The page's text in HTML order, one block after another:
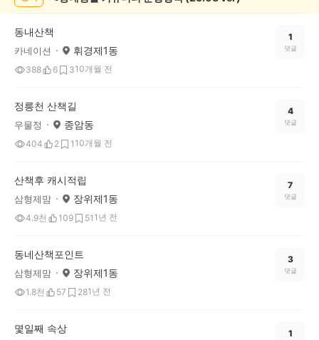
게
동내산책
카네이션 휘경제1동
388 6 310개월 전
1
댓글
정릉천 산책길
우물정 종암동
404 2 1 10개월 전
4
댓글
산책후 캐시적립
삼형제맘 장위제1동
4.9천 109 51 1년 전
7
댓글
동네산책포인트
삼형제맘 장위제1동
1.8천 57 281년 전
3
댓글
몇일째 속상 1